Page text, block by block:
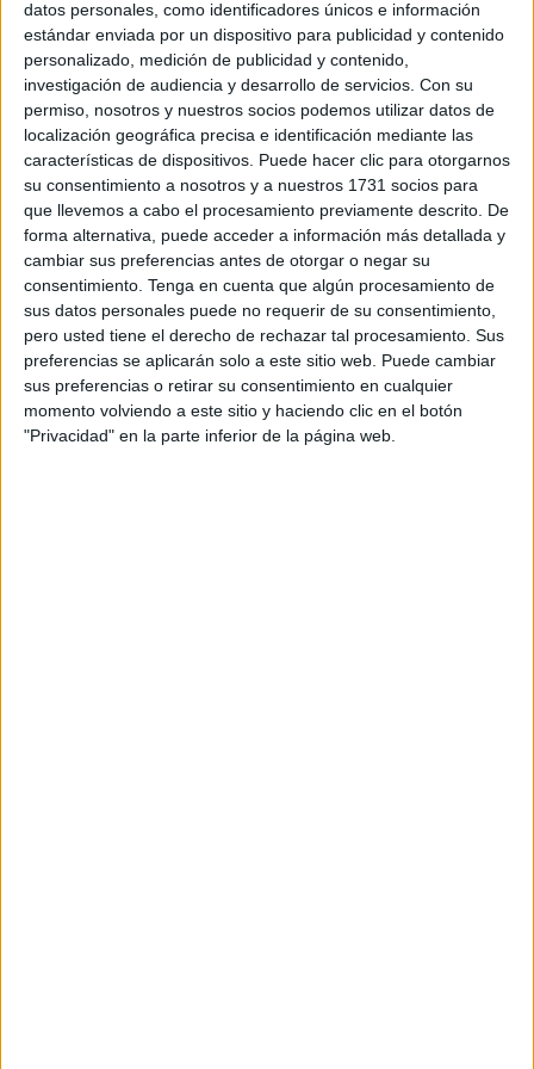
datos personales, como identificadores únicos e información
estándar enviada por un dispositivo para publicidad y contenido
personalizado, medición de publicidad y contenido,
investigación de audiencia y desarrollo de servicios. Con su
permiso, nosotros y nuestros socios podemos utilizar datos de
localización geográfica precisa e identificación mediante las
características de dispositivos. Puede hacer clic para otorgarnos
su consentimiento a nosotros y a nuestros 1731 socios para
que llevemos a cabo el procesamiento previamente descrito. De
forma alternativa, puede acceder a información más detallada y
cambiar sus preferencias antes de otorgar o negar su
consentimiento. Tenga en cuenta que algún procesamiento de
sus datos personales puede no requerir de su consentimiento,
pero usted tiene el derecho de rechazar tal procesamiento. Sus
preferencias se aplicarán solo a este sitio web. Puede cambiar
sus preferencias o retirar su consentimiento en cualquier
momento volviendo a este sitio y haciendo clic en el botón
"Privacidad" en la parte inferior de la página web.
esporádica y localizada, lo que refuerza su carácter
enigmático.
POR QUÉ LA MIEL PUEDE VOLVERSE VIOLETA
Aunque no existe una explicación científica definitiva,
las hipótesis más aceptadas apuntan a factores
ambientales:
Minerales presentes en el suelo, que podrían influir
en el néctar
Reacciones enzimáticas durante el proceso de
transformación de néctar en miel
Fuentes florales específicas, aún no identificadas